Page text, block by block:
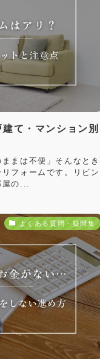
て・マンション別
まは不便」そんなとき
フォームです。リビン
の...
よくある質問・疑問集